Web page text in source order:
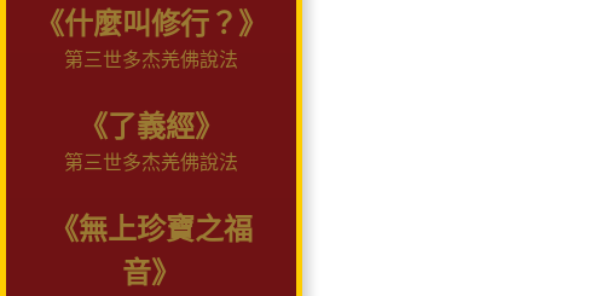
《什麼叫修行？》
第三世多杰羌佛說法
《了義經》
第三世多杰羌佛說法
《無上珍寶之福
音》